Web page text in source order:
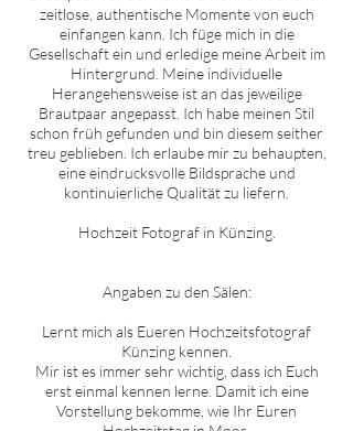
zeitlose, authentische Momente von euch
einfangen kann. Ich füge mich in die
Gesellschaft ein und erledige meine Arbeit im
Hintergrund. Meine individuelle
Herangehensweise ist an das jeweilige
Brautpaar angepasst. Ich habe meinen Stil
schon früh gefunden und bin diesem seither
treu geblieben. Ich erlaube mir zu behaupten,
eine eindrucksvolle Bildsprache und
kontinuierliche Qualität zu liefern.
Hochzeit Fotograf in Künzing.
Angaben zu den Sälen:
Lernt mich als Eueren Hochzeitsfotograf
Künzing kennen.
Mir ist es immer sehr wichtig, dass ich Euch
erst einmal kennen lerne. Damit ich eine
Vorstellung bekomme, wie Ihr Euren